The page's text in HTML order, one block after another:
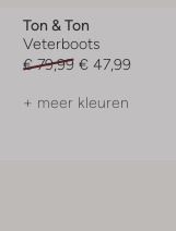
Ton & Ton
Veterboots
€ 79,99 € 47,99
+ meer kleuren